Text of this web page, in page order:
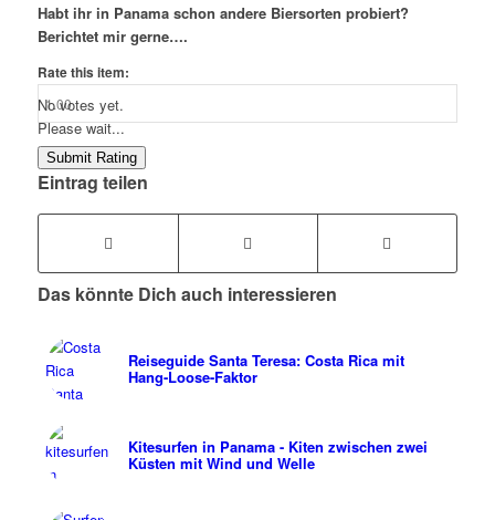
Habt ihr in Panama schon andere Biersorten probiert?
Berichtet mir gerne….
Rate this item:
Submit Rating
No votes yet.
Please wait...
Eintrag teilen
Das könnte Dich auch interessieren
Reiseguide Santa Teresa: Costa Rica mit
Hang-Loose-Faktor
Kitesurfen in Panama - Kiten zwischen zwei
Küsten mit Wind und Welle